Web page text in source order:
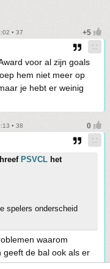
• 37
voor al zijn goals
hem niet meer op
je hebt er weinig
• 38
PSVCL het
spelers onderscheid
waarom
geeft de bal ook als er
de bal dan niet. Dat